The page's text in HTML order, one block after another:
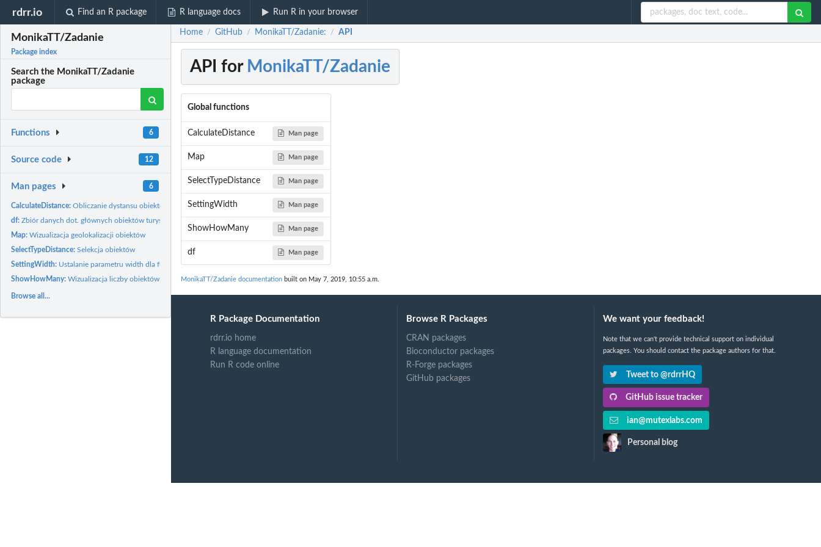
rdrr.io Find an R package R language docs Run R in your browser
MonikaTT/Zadanie
Package index
Search the MonikaTT/Zadanie
package
Functions 6
Source code 12
Man pages 6
CalculateDistance:Obliczanie dystansu obiektów geograficznych od centrum...
df:Zbiór danych dot. głównych obiektów turystycznych Krakowa i...
Map:Wizualizacja geolokalizacji obiektów
SelectTypeDistance:Selekcja obiektów
SettingWidth: Ustalanie parametru width dla funkcji geom_bar
ShowHowMany:Wizualizacja liczby obiektów
Browse all...
Home / GitHub / MonikaTT/Zadanie: / API
API for MonikaTT/Zadanie
Global functions
CalculateDistance Man page
Map Man page
SelectTypeDistance Man page
SettingWidth Man page
ShowHowMany Man page
df Man page
MonikaTT/Zadanie documentation built on May 7, 2019, 10:55 a.m.
R Package Documentation
rdrr.io home
R language documentation
Run R code online
Browse R Packages
CRAN packages
Bioconductor packages
R-Forge packages
GitHub packages
We want your feedback!
Note that we can't provide technical support on individual
packages. You should contact the package authors for that.
Tweet to @rdrrHQ
GitHub issue tracker
ian@mutexlabs.com
Personal blog